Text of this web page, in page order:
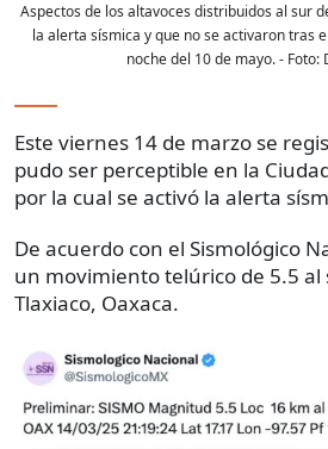
Aspectos de los altavoces distribuidos al sur
la alerta sísmica y que no se activaron tras
noche del 10 de mayo.- Foto:
Este viernes 14 de marzo se
pudo ser perceptible en la
por la cual se activó la alerta
De acuerdo con el Sismológico
un movimiento telúrico de 5.5 al
Tlaxiaco, Oaxaca.